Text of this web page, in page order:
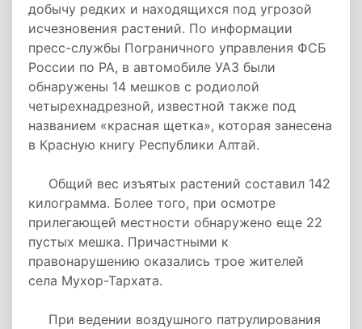
добычу редких и находящихся под угрозой
исчезновения растений. По информации
пресс-службы Пограничного управления ФСБ
России по РА, в автомобиле УАЗ были
обнаружены 14 мешков с родиолой
четырехнадрезной, известной также под
названием «красная щетка», которая занесена
в Красную книгу Республики Алтай.
Общий вес изъятых растений составил 142
килограмма. Более того, при осмотре
прилегающей местности обнаружено еще 22
пустых мешка. Причастными к
правонарушению оказались трое жителей
села Мухор-Тархата.
При ведении воздушного патрулирования